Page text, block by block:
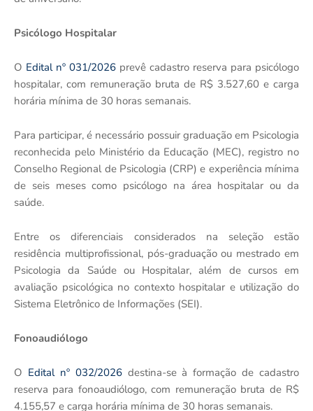
Psicólogo Hospitalar
O Edital nº 031/2026 prevê cadastro reserva para psicólogo
hospitalar, com remuneração bruta de R$ 3.527,60 e carga
horária mínima de 30 horas semanais.
Para participar, é necessário possuir graduação em Psicologia
reconhecida pelo Ministério da Educação (MEC), registro no
Conselho Regional de Psicologia (CRP) e experiência mínima
de seis meses como psicólogo na área hospitalar ou da
saúde.
Entre os diferenciais considerados na seleção estão
residência multiprofissional, pós-graduação ou mestrado em
Psicologia da Saúde ou Hospitalar, além de cursos em
avaliação psicológica no contexto hospitalar e utilização do
Sistema Eletrônico de Informações (SEI).
Fonoaudiólogo
O Edital nº 032/2026destina-se à formação de cadastro
reserva para fonoaudiólogo, com remuneração bruta de R$
4.155,57 e carga horária mínima de 30 horas semanais.